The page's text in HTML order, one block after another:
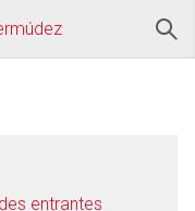
entrantes